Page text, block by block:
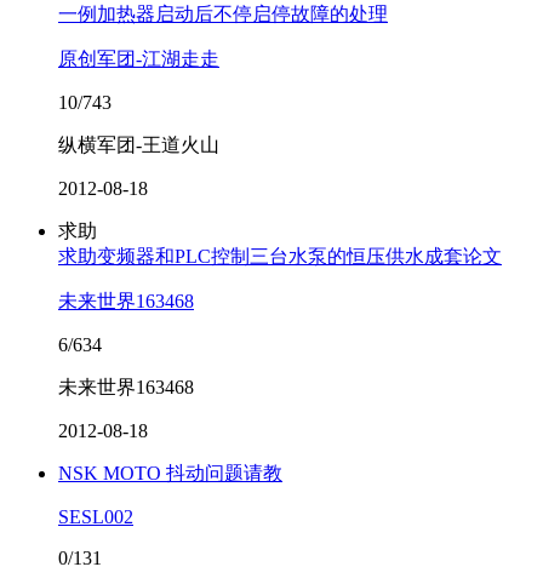
一例加热器启动后不停启停故障的处理
原创军团-江湖走走
10/743
纵横军团-王道火山
2012-08-18
求助
求助变频器和PLC控制三台水泵的恒压供水成套论文
未来世界163468
6/634
未来世界163468
2012-08-18
NSK MOTO 抖动问题请教
SESL002
0/131